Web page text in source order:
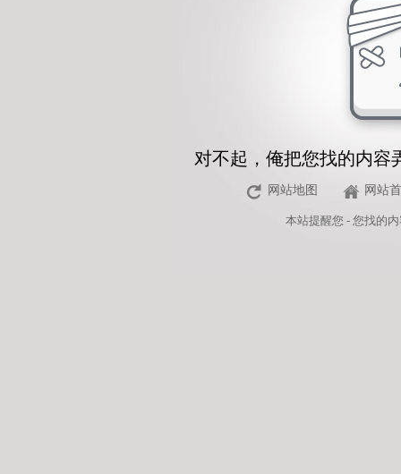
对不起，俺把您找的内容
网站地图 网站
本站提醒您 - 您找的